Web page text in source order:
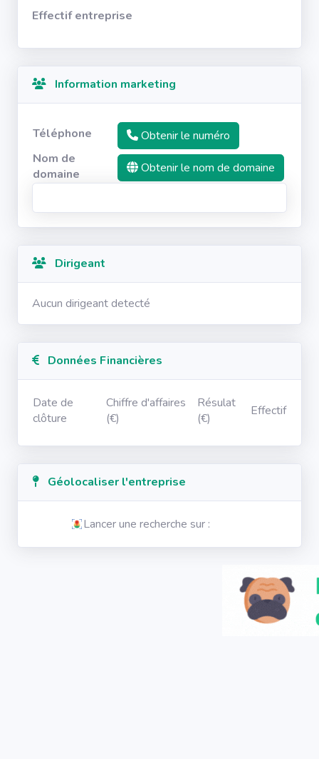
Effectif entreprise
Information marketing
Téléphone
Obtenir le numéro
Nom de
domaine
Obtenir le nom de domaine
Dirigeant
Aucun dirigeant detecté
Données Financières
Date de
clôture
Chiffre d'affaires
(€)
Résulat
(€)
Effectif
Géolocaliser l'entreprise
Lancer une recherche sur :